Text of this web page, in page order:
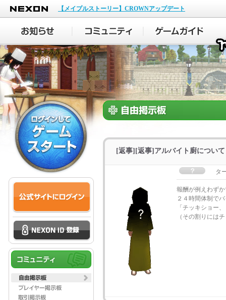
NEXON
【メイプルストーリー】CROWNアップデート
[返事][返事]アルバイト廚につい
タ
報酬が例えわず
２４時間体制で
「チッキショー
（その割りには